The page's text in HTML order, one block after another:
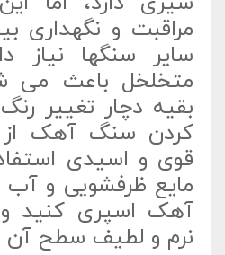
مراقبت و نگهداری
سایر سنگها نیاز
متخلخل باعث می
بقیه دچار تغییر
کردن سنگ آهک از
قوی و اسیدی
مایع ظرفشویی و
آهک اسپری کنید
نرم و لطیف سطح آن